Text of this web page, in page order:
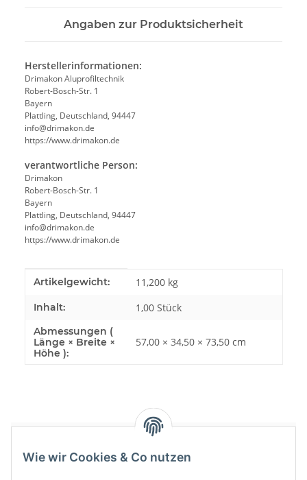
Wie wir Cookies & Co nutzen
Angaben zur Produktsicherheit
Herstellerinformationen:
Drimakon Aluprofiltechnik
Robert-Bosch-Str. 1
Bayern
Plattling, Deutschland, 94447
info@drimakon.de
https://www.drimakon.de
verantwortliche Person:
Drimakon
Robert-Bosch-Str. 1
Bayern
Plattling, Deutschland, 94447
info@drimakon.de
https://www.drimakon.de
Produkteigenschaft
Wert
Artikelgewicht: 11,200 kg
Inhalt: 1,00 Stück
Abmessungen (
Länge × Breite ×
Höhe ):
57,00 × 34,50 × 73,50 cm